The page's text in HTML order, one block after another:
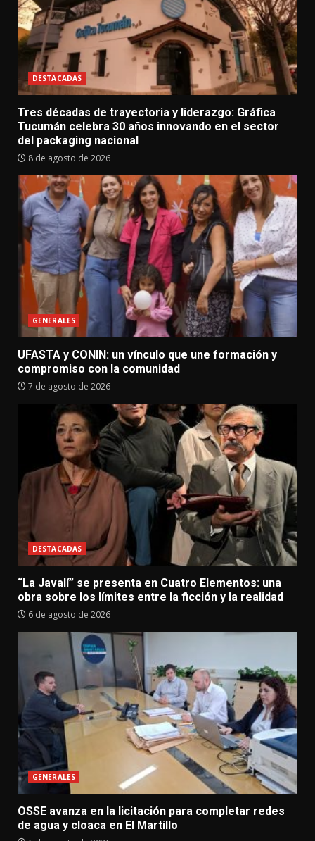
DESTACADAS
Tres décadas de trayectoria y liderazgo: Gráfica
Tucumán celebra 30 años innovando en el sector
del packaging nacional
8 de agosto de 2026
GENERALES
UFASTA y CONIN: un vínculo que une formación y
compromiso con la comunidad
7 de agosto de 2026
DESTACADAS
“La Javalí” se presenta en Cuatro Elementos: una
obra sobre los límites entre la ficción y la realidad
6 de agosto de 2026
GENERALES
OSSE avanza en la licitación para completar redes
de agua y cloaca en El Martillo